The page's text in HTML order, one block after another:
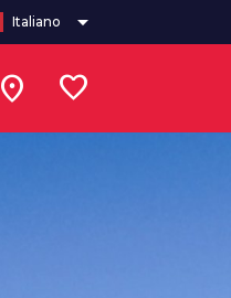
Italiano arrow_drop_down
location_on favorite